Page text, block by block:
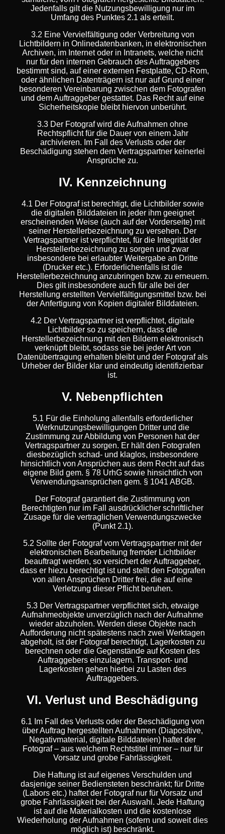
Jedenfalls gilt die Nutzungsbewilligung nur im
Umfang des Punktes 2.1 als erteilt.
3.2 Eine Vervielfältigung oder Verbreitung von
Lichtbildern in Onlinedatenbanken, in elektronischen
Archiven, im Internet oder in Intranets, welche nicht
nur für den internen Gebrauch des Auftraggebers
bestimmt sind, auf einer externen Festplatte, CD-Rom,
oder ähnlichen Datenträgern ist nur auf Grund einer
besonderen Vereinbarung zwischen dem Fotografen
und dem Auftraggeber gestattet. Das Recht auf eine
Sicherheitskopie bleibt hiervon unberührt.
3.3 Der Fotograf wird die Aufnahmen ohne
Rechtspflicht für die Dauer von einem Jahr
archivieren. Im Fall des Verlusts oder der
Beschädigung stehen dem Vertragspartner keinerlei
Ansprüche zu.
IV. Kennzeichnung
4.1 Der Fotograf ist berechtigt, die Lichtbilder sowie
die digitalen Bilddateien in jeder ihm geeignet
erscheinenden Weise (auch auf der Vorderseite) mit
seiner Herstellerbezeichnung zu versehen. Der
Vertragspartner ist verpflichtet, für die Integrität der
Herstellerbezeichnung zu sorgen und zwar
insbesondere bei erlaubter Weitergabe an Dritte
(Drucker etc.). Erforderlichenfalls ist die
Herstellerbezeichnung anzubringen bzw. zu erneuern.
Dies gilt insbesondere auch für alle bei der
Herstellung erstellten Vervielfältigungsmittel bzw. bei
der Anfertigung von Kopien digitaler Bilddateien.
4.2 Der Vertragspartner ist verpflichtet, digitale
Lichtbilder so zu speichern, dass die
Herstellerbezeichnung mit den Bildern elektronisch
verknüpft bleibt, sodass sie bei jeder Art von
Datenübertragung erhalten bleibt und der Fotograf als
Urheber der Bilder klar und eindeutig identifizierbar
ist.
V. Nebenpflichten
5.1 Für die Einholung allenfalls erforderlicher
Werknutzungsbewilligungen Dritter und die
Zustimmung zur Abbildung von Personen hat der
Vertragspartner zu sorgen. Er hält den Fotografen
diesbezüglich schad- und klaglos, insbesondere
hinsichtlich von Ansprüchen aus dem Recht auf das
eigene Bild gem. § 78 UrhG sowie hinsichtlich von
Verwendungsansprüchen gem. § 1041 ABGB.
Der Fotograf garantiert die Zustimmung von
Berechtigten nur im Fall ausdrücklicher schriftlicher
Zusage für die vertraglichen Verwendungszwecke
(Punkt 2.1).
5.2 Sollte der Fotograf vom Vertragspartner mit der
elektronischen Bearbeitung fremder Lichtbilder
beauftragt werden, so versichert der Auftraggeber,
dass er hiezu berechtigt ist und stellt den Fotografen
von allen Ansprüchen Dritter frei, die auf eine
Verletzung dieser Pflicht beruhen.
5.3 Der Vertragspartner verpflichtet sich, etwaige
Aufnahmeobjekte unverzüglich nach der Aufnahme
wieder abzuholen. Werden diese Objekte nach
Aufforderung nicht spätestens nach zwei Werktagen
abgeholt, ist der Fotograf berechtigt, Lagerkosten zu
berechnen oder die Gegenstände auf Kosten des
Auftraggebers einzulagern. Transport- und
Lagerkosten gehen hierbei zu Lasten des
Auftraggebers.
VI. Verlust und Beschädigung
6.1 Im Fall des Verlusts oder der Beschädigung von
über Auftrag hergestellten Aufnahmen (Diapositive,
Negativmaterial, digitale Bilddateien) haftet der
Fotograf – aus welchem Rechtstitel immer – nur für
Vorsatz und grobe Fahrlässigkeit.
Die Haftung ist auf eigenes Verschulden und
dasjenige seiner Bediensteten beschränkt; für Dritte
(Labors etc.) haftet der Fotograf nur für Vorsatz und
grobe Fahrlässigkeit bei der Auswahl. Jede Haftung
ist auf die Materialkosten und die kostenlose
Wiederholung der Aufnahmen (sofern und soweit dies
möglich ist) beschränkt.